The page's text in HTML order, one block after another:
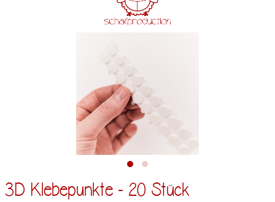
3D Klebepunkte - 20 Stück